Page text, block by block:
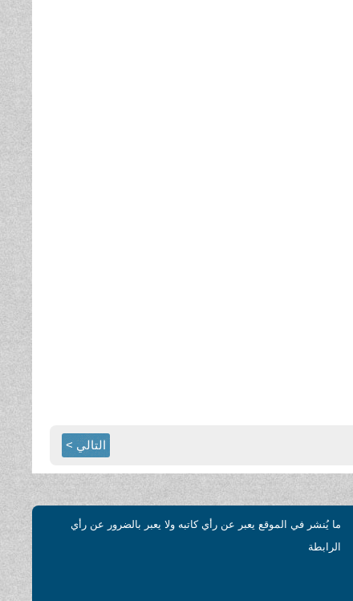
التالي >
ما يُنشر في الموقع يعبر عن رأي كاتبه ولا يعبر بالضرور عن رأي
الرابطة